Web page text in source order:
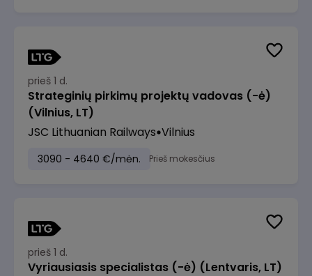
prieš 1 d.
Strateginių pirkimų projektų vadovas (-ė)
(Vilnius, LT)
JSC Lithuanian Railways Vilnius
3090 - 4640 €/mėn. Prieš mokesčius
prieš 1 d.
Vyriausiasis specialistas (-ė) (Lentvaris, LT)